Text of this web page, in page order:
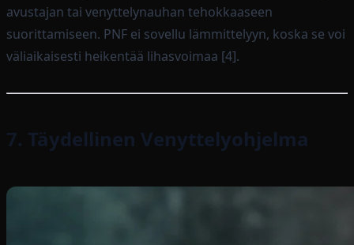
avustajan tai venyttelynauhan tehokkaaseen
suorittamiseen. PNF ei sovellu lämmittelyyn, koska se voi
väliaikaisesti heikentää lihasvoimaa [4].
7. Täydellinen Venyttelyohjelma